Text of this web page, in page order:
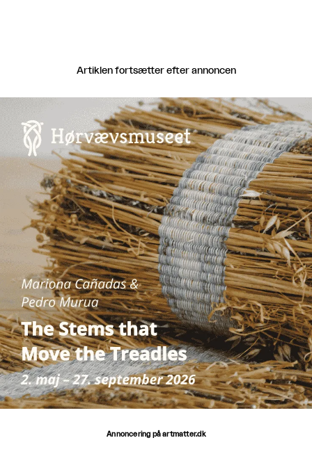
Artiklen fortsætter efter annoncen
Annoncering på artmatter.dk